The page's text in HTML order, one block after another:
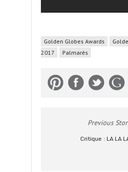
Golden Globes Awards
2017
Palmarès
Previous
Critique : LA LA